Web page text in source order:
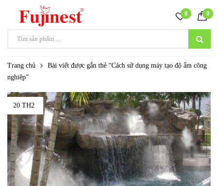
0 0
Trang chủ
Bài viết được gắn thẻ “Cách sử dụng máy tạo độ ẩm công
nghiệp”
20 TH2